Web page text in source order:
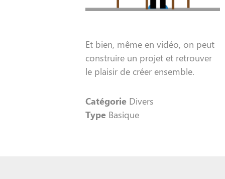
Et bien, même en vidéo, on peut
construire un projet et retrouver
le plaisir de créer ensemble.
Catégorie Divers
Type Basique